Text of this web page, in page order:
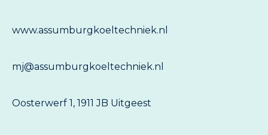
www.assumburgkoeltechniek.nl
mj@assumburgkoeltechniek.nl
Oosterwerf 1, 1911 JB Uitgeest